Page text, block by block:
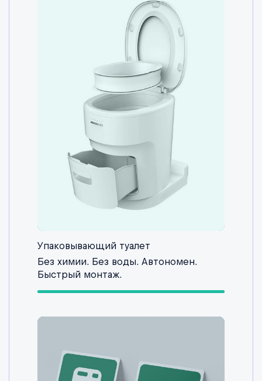
Упаковывающий туалет
Без химии. Без воды. Автономен.
Быстрый монтаж.